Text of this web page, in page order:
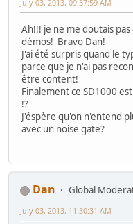
July 03, 2013, 09:37:59 AM
Ah!!! je ne me doutais
démos! Bravo Dan!
J'ai été surpris quand le
parce que je n'ai pas
être content!
Finalement ce SD1000
!?
J'éspère qu'on n'entend
avec un noise gate?
Dan
Global
July 03, 2013, 11:30:31 AM